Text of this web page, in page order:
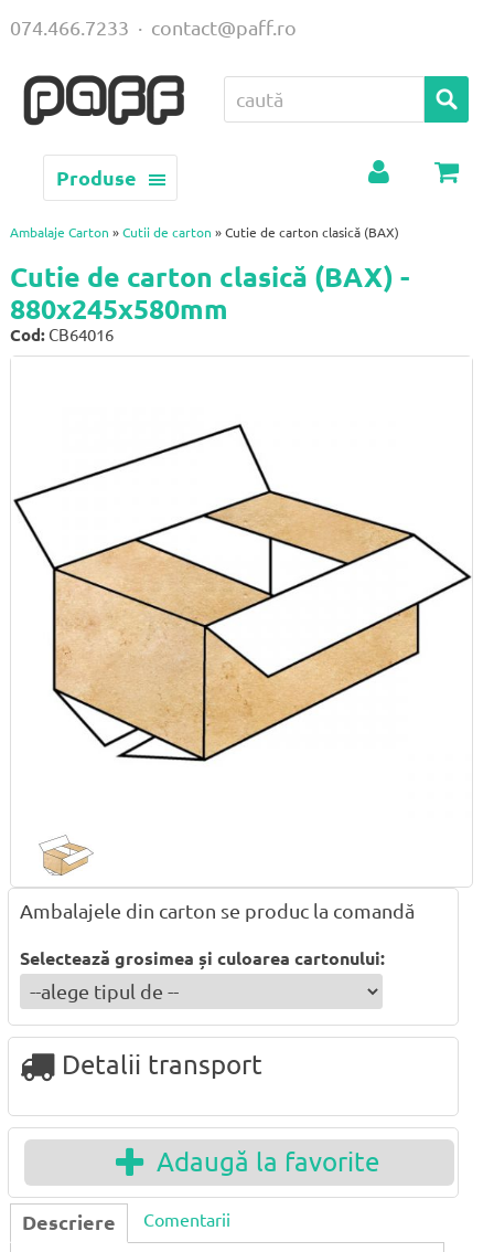
Produse
074.466.7233 · contact@paff.ro
Ambalaje Carton » Cutii de carton » Cutie de carton clasică (BAX)
Cutie de carton clasică (BAX) -
880x245x580mm
Cod: CB64016
Ambalajele din carton se produc la comandă
Selectează grosimea și culoarea cartonului:
Detalii transport
Adaugă la favorite
Descriere Comentarii